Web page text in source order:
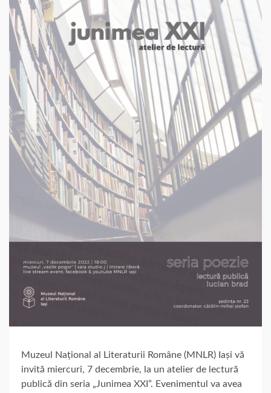
Muzeul Național al Literaturii Române (MNLR) Iași vă
invită miercuri, 7 decembrie, la un atelier de lectură
publică din seria „Junimea XXI”. Evenimentul va avea